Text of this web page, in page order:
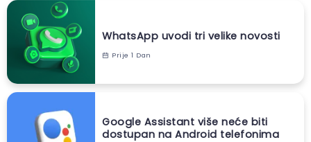
WhatsApp uvodi tri velike novosti
Prije 1 Dan
Google Assistant više neće biti
dostupan na Android telefonima